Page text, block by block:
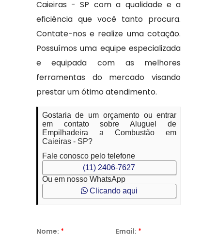
Caieiras - SP com a qualidade e a
eficiência que você tanto procura.
Contate-nos e realize uma cotação.
Possuímos uma equipe especializada
e equipada com as melhores
ferramentas do mercado visando
prestar um ótimo atendimento.
Gostaria de um orçamento ou entrar
em contato sobre Aluguel de
Empilhadeira a Combustão em
Caieiras - SP?
Fale conosco pelo telefone
(11) 2406-7627
Ou em nosso WhatsApp
Clicando aqui
Nome: * Email: *